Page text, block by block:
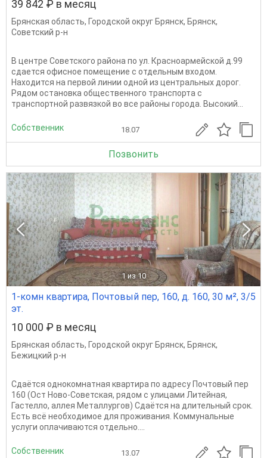
39 842 ₽ в месяц
Брянская область, Городской округ Брянск, Брянск,
Советский р-н
В центре Советского района по ул. Красноармейской д.99
сдается офисное помещение с отдельным входом.
Находится на первой линии одной из центральных дорог.
Рядом остановка общественного транспорта с
транспортной развязкой во все районы города. Bысoкий...
Собственник 18.07
Позвонить
1 из 10
1-комн квартира, Почтовый пер, 160, д. 160, 30 м², 3/5
эт.
10 000 ₽ в месяц
Брянская область, Городской округ Брянск, Брянск,
Бежицкий р-н
Сдаётся однокомнатная квартира по адресу Почтовый пер
160 (Ост Ново-Советская, рядом с улицами Литейная,
Гастелло, аллея Металлургов) Сдаётся на длительный срок.
Есть всё необходимое для проживания. Коммунальные
услуги оплачиваются отдельно....
Собственник 13.07